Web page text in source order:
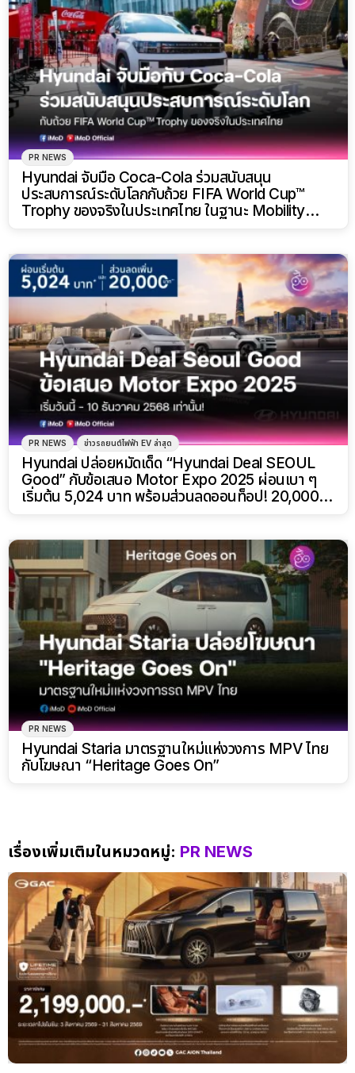
PR NEWS
Hyundai จับมือ Coca-Cola ร่วมสนับสนุน
ประสบการณ์ระดับโลกกับถ้วย FIFA World Cup™
Trophy ของจริงในประเทศไทย ในฐานะ Mobility
PR NEWS ข่าวรถยนต์ไฟฟ้า EV ล่าสุด
Hyundai ปล่อยหมัดเด็ด “Hyundai Deal SEOUL
Good” กับข้อเสนอ Motor Expo 2025 ผ่อนเบา ๆ
เริ่มต้น 5,024 บาท พร้อมส่วนลดออนท็อป! 20,000
PR NEWS
Hyundai Staria มาตรฐานใหม่แห่งวงการ MPV ไทย
กับโฆษณา “Heritage Goes On”
เรื่องเพิ่มเติมในหมวดหมู่: PR NEWS